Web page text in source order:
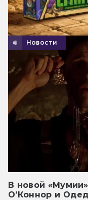
Новости
В новой
О’Коннор и